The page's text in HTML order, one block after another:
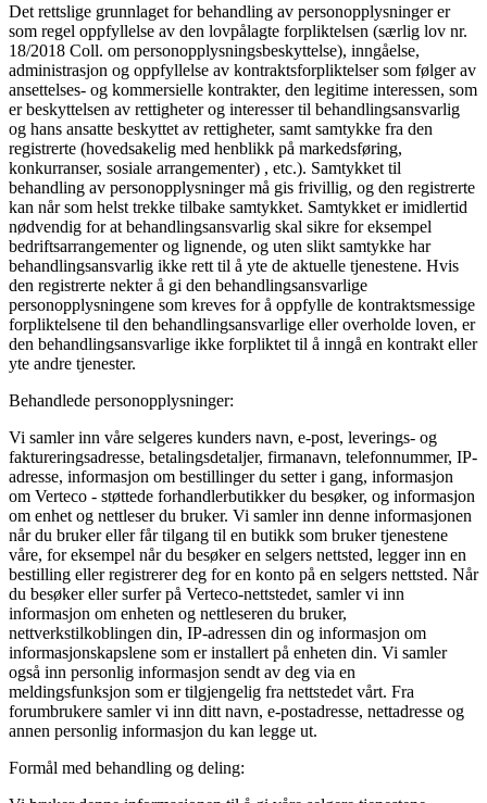
Det rettslige grunnlaget for behandling av personopplysninger er
som regel oppfyllelse av den lovpålagte forpliktelsen (særlig lov nr.
18/2018 Coll. om personopplysningsbeskyttelse), inngåelse,
administrasjon og oppfyllelse av kontraktsforpliktelser som følger av
ansettelses- og kommersielle kontrakter, den legitime interessen, som
er beskyttelsen av rettigheter og interesser til behandlingsansvarlig
og hans ansatte beskyttet av rettigheter, samt samtykke fra den
registrerte (hovedsakelig med henblikk på markedsføring,
konkurranser, sosiale arrangementer) , etc.). Samtykket til
behandling av personopplysninger må gis frivillig, og den registrerte
kan når som helst trekke tilbake samtykket. Samtykket er imidlertid
nødvendig for at behandlingsansvarlig skal sikre for eksempel
bedriftsarrangementer og lignende, og uten slikt samtykke har
behandlingsansvarlig ikke rett til å yte de aktuelle tjenestene. Hvis
den registrerte nekter å gi den behandlingsansvarlige
personopplysningene som kreves for å oppfylle de kontraktsmessige
forpliktelsene til den behandlingsansvarlige eller overholde loven, er
den behandlingsansvarlige ikke forpliktet til å inngå en kontrakt eller
yte andre tjenester.
Behandlede personopplysninger:
Vi samler inn våre selgeres kunders navn, e-post, leverings- og
faktureringsadresse, betalingsdetaljer, firmanavn, telefonnummer, IP-
adresse, informasjon om bestillinger du setter i gang, informasjon
om Verteco - støttede forhandlerbutikker du besøker, og informasjon
om enhet og nettleser du bruker. Vi samler inn denne informasjonen
når du bruker eller får tilgang til en butikk som bruker tjenestene
våre, for eksempel når du besøker en selgers nettsted, legger inn en
bestilling eller registrerer deg for en konto på en selgers nettsted. Når
du besøker eller surfer på Verteco-nettstedet, samler vi inn
informasjon om enheten og nettleseren du bruker,
nettverkstilkoblingen din, IP-adressen din og informasjon om
informasjonskapslene som er installert på enheten din. Vi samler
også inn personlig informasjon sendt av deg via en
meldingsfunksjon som er tilgjengelig fra nettstedet vårt. Fra
forumbrukere samler vi inn ditt navn, e-postadresse, nettadresse og
annen personlig informasjon du kan legge ut.
Formål med behandling og deling: